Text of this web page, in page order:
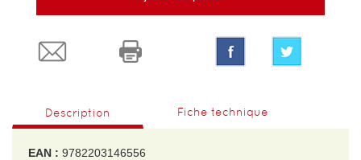
Description Fiche technique
EAN : 9782203146556